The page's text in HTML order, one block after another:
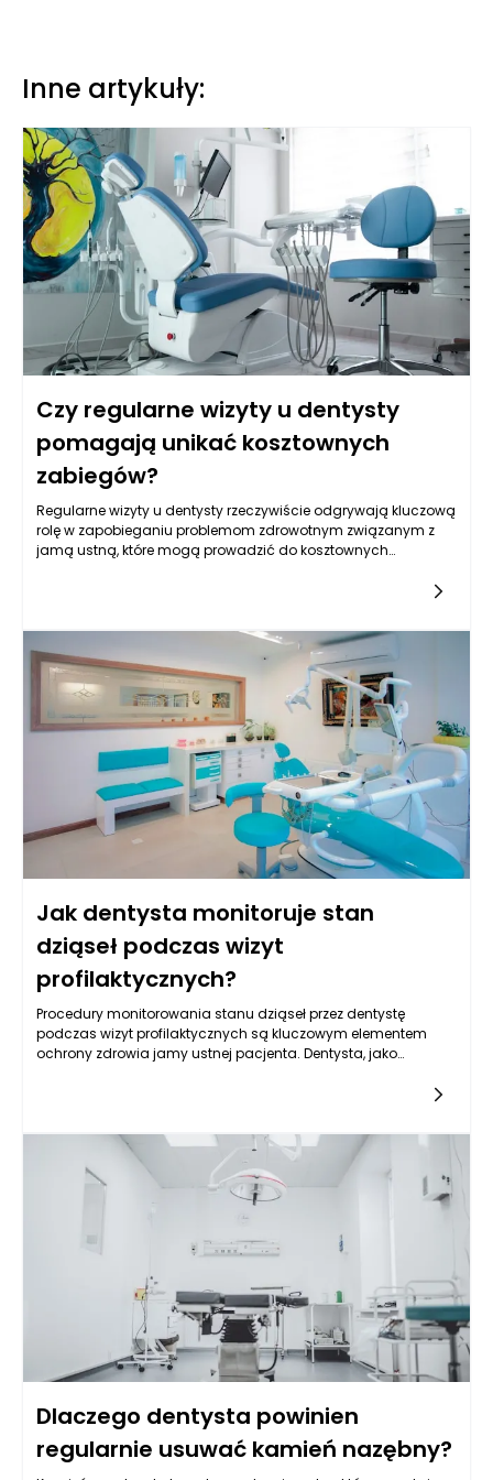
Inne artykuły:
Czy regularne wizyty u dentysty
pomagają unikać kosztownych
zabiegów?
Regularne wizyty u dentysty rzeczywiście odgrywają kluczową
rolę w zapobieganiu problemom zdrowotnym związanym z
jamą ustną, które mogą prowadzić do kosztownych
stomatologicznych, takich jak próchnica, choroby dziąseł czy
etapie przez doświadczonego dentystę. Takie wczesne
wykrywanie daje możliwość podjęcia działań
zapobiegawczych, które mogą znacząco ograniczyć
potrzebę bardziej inwazyjnych i kosztownych zabiegów.
Dentysta podczas regularnych wizyt jest w stanie ocenić stan
uzębienia pacjenta, a także dostarczyć wskazówek
dotyczących higieny jamy ustnej i stylu życia, które sprzyjają
zdrowiu zębów. Odpowiednie nawyki dotyczące higieny, takie
jak systematyczne szczotkowanie i nitkowanie zębów, a także
unikanie szkodliwych pokarmów i napojów, mogą znacząco
przyczynić się do dłuższego zachowania zdrowia zębów.
Jak dentysta monitoruje stan
dziąseł podczas wizyt
profilaktycznych?
Procedury monitorowania stanu dziąseł przez dentystę
podczas wizyt profilaktycznych są kluczowym elementem
ochrony zdrowia jamy ustnej pacjenta. Dentysta, jako
leczenie. Podczas takiej wizyty dentysta przeprowadza szereg
czynności, które mają na celu dokładną ocenę stanu zdrowia
dziąseł, a także całej jamy ustnej.
Dlaczego dentysta powinien
regularnie usuwać kamień nazębny?